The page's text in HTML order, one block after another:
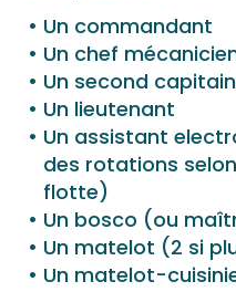
Un commandant
Un chef
Un second
Un lieutenant
Un assistant
des rotations
flotte)
Un bosco (ou
Un matelot (2 si
Un matelot-